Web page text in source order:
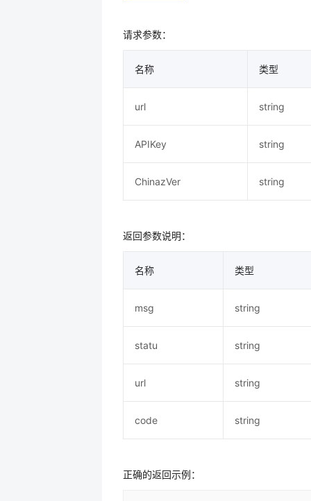
请求参数：
名称 类型
url string
APIKey string
ChinazVer string
返回参数说明：
名称 类型
msg string
statu string
url string
code string
正确的返回示例：